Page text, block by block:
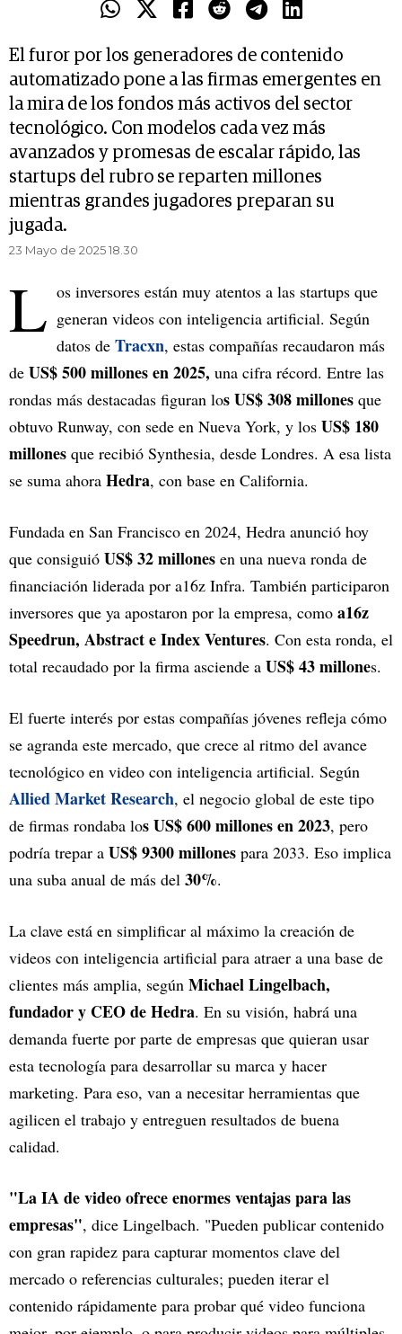
El furor por los generadores de contenido
automatizado pone a las firmas emergentes en
la mira de los fondos más activos del sector
tecnológico. Con modelos cada vez más
avanzados y promesas de escalar rápido, las
startups del rubro se reparten millones
mientras grandes jugadores preparan su
jugada.
23 Mayo de 2025 18.30
L os inversores están muy atentos a las startups que
generan videos con inteligencia artificial. Según
datos de Tracxn, estas compañías recaudaron más
de US$ 500 millones en 2025, una cifra récord. Entre las
rondas más destacadas figuran los US$ 308 millones que
obtuvo Runway, con sede en Nueva York, y los US$ 180
millones que recibió Synthesia, desde Londres. A esa lista
se suma ahora Hedra, con base en California.
Fundada en San Francisco en 2024, Hedra anunció hoy
que consiguió US$ 32 millones en una nueva ronda de
financiación liderada por a16z Infra. También participaron
inversores que ya apostaron por la empresa, como a16z
Speedrun, Abstract e Index Ventures. Con esta ronda, el
total recaudado por la firma asciende a US$ 43 millones.
El fuerte interés por estas compañías jóvenes refleja cómo
se agranda este mercado, que crece al ritmo del avance
tecnológico en video con inteligencia artificial. Según
Allied Market Research, el negocio global de este tipo
de firmas rondaba los US$ 600 millones en 2023, pero
podría trepar a US$ 9300 millones para 2033. Eso implica
una suba anual de más del 30%.
La clave está en simplificar al máximo la creación de
videos con inteligencia artificial para atraer a una base de
clientes más amplia, según Michael Lingelbach,
fundador y CEO de Hedra. En su visión, habrá una
demanda fuerte por parte de empresas que quieran usar
esta tecnología para desarrollar su marca y hacer
marketing. Para eso, van a necesitar herramientas que
agilicen el trabajo y entreguen resultados de buena
calidad.
"La IA de video ofrece enormes ventajas para las
empresas", dice Lingelbach. "Pueden publicar contenido
con gran rapidez para capturar momentos clave del
mercado o referencias culturales; pueden iterar el
contenido rápidamente para probar qué video funciona